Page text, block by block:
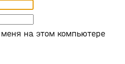
на этом компьютере